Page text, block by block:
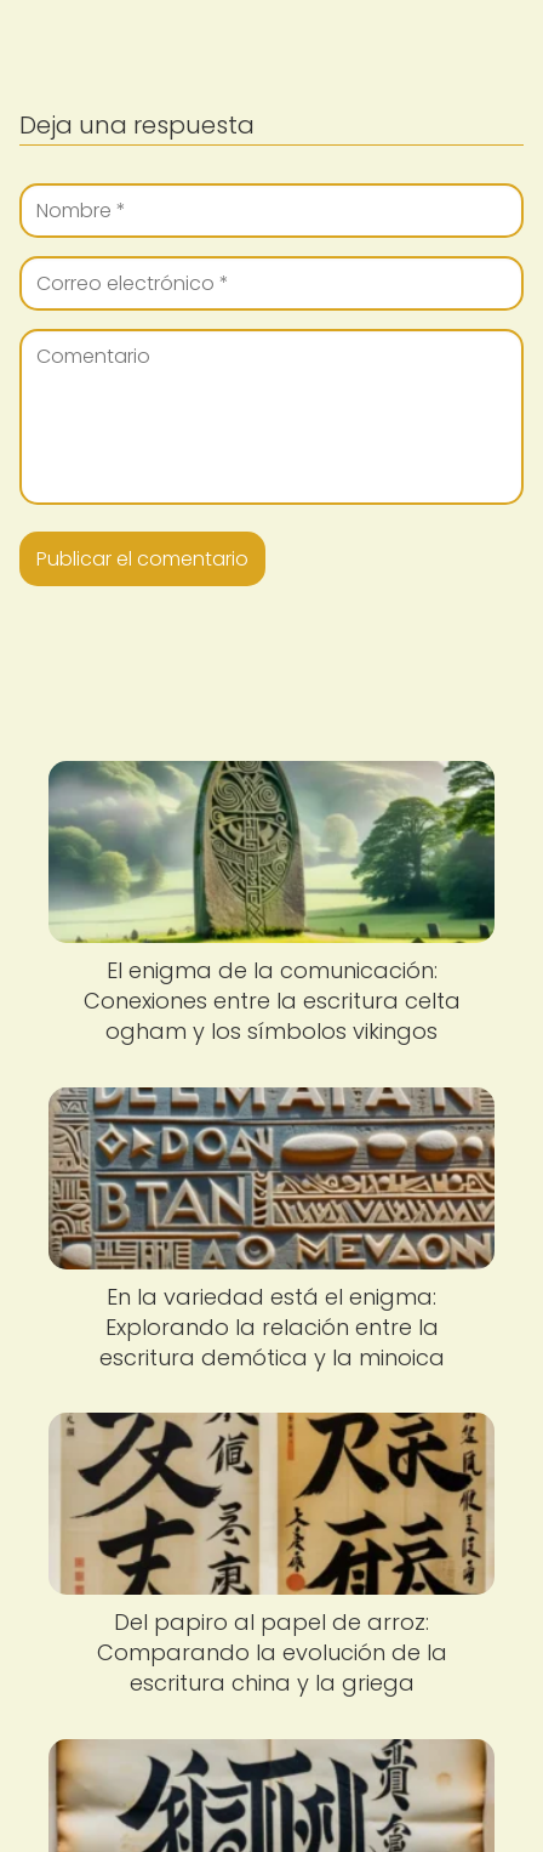
Deja una respuesta
El enigma de la comunicación:
Conexiones entre la escritura celta
ogham y los símbolos vikingos
En la variedad está el enigma:
Explorando la relación entre la
escritura demótica y la minoica
Del papiro al papel de arroz:
Comparando la evolución de la
escritura china y la griega